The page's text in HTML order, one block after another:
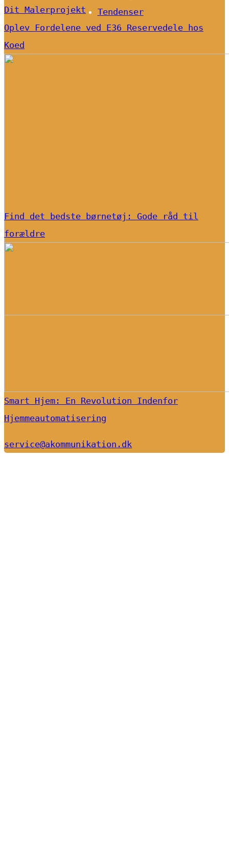
Tendenser
Dit Malerprojekt
Oplev Fordelene ved E36 Reservedele hos
Koed
Find det bedste børnetøj: Gode råd til
forældre
Smart Hjem: En Revolution Indenfor
Hjemmeautomatisering
service@akommunikation.dk